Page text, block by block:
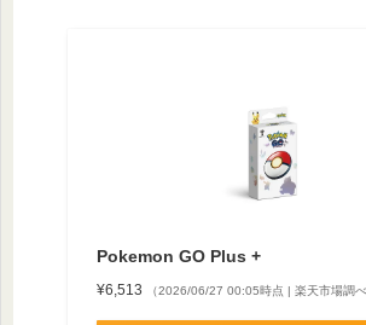
Pokemon GO Plus +
¥6,513 （2026/06/27 00:05時点 | 楽天市場調べ